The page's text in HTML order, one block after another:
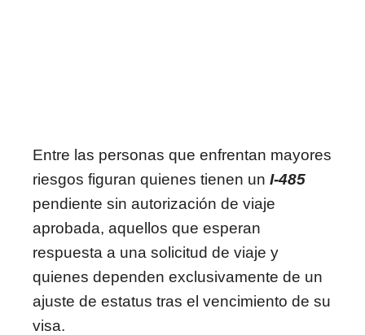
Entre las personas que enfrentan mayores
riesgos figuran quienes tienen un I-485
pendiente sin autorización de viaje
aprobada, aquellos que esperan
respuesta a una solicitud de viaje y
quienes dependen exclusivamente de un
ajuste de estatus tras el vencimiento de su
visa.